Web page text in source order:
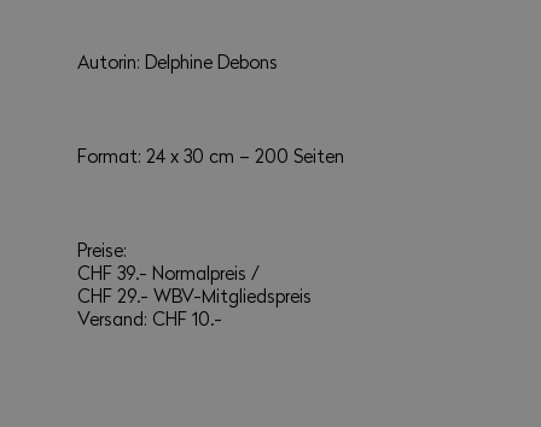
Autorin: Delphine Debons
Format: 24 x 30 cm – 200 Seiten
Preise:
CHF 39.- Normalpreis /
CHF 29.- WBV-Mitgliedspreis
Versand: CHF 10.-